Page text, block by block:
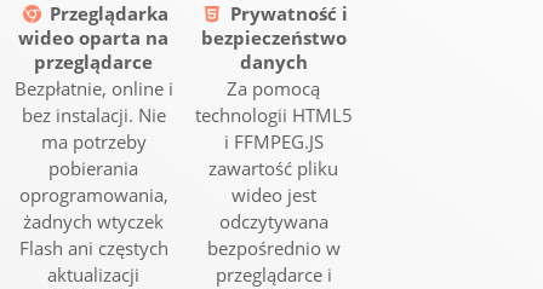
Przeglądarka
wideo oparta na
przeglądarce
Bezpłatnie, online i
bez instalacji. Nie
ma potrzeby
pobierania
oprogramowania,
żadnych wtyczek
Flash ani częstych
aktualizacji
Prywatność i
bezpieczeństwo
danych
Za pomocą
technologii HTML5
i FFMPEG.JS
zawartość pliku
wideo jest
odczytywana
bezpośrednio w
przeglądarce i